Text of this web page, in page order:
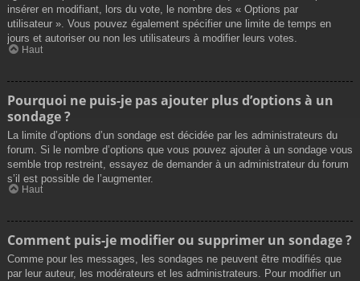
insérer en modifiant, lors du vote, le nombre des « Options par
utilisateur ». Vous pouvez également spécifier une limite de temps en
jours et autoriser ou non les utilisateurs à modifier leurs votes.
Haut
Pourquoi ne puis-je pas ajouter plus d’options à un
sondage ?
La limite d’options d’un sondage est décidée par les administrateurs du
forum. Si le nombre d’options que vous pouvez ajouter à un sondage vous
semble trop restreint, essayez de demander à un administrateur du forum
s’il est possible de l’augmenter.
Haut
Comment puis-je modifier ou supprimer un sondage ?
Comme pour les messages, les sondages ne peuvent être modifiés que
par leur auteur, les modérateurs et les administrateurs. Pour modifier un